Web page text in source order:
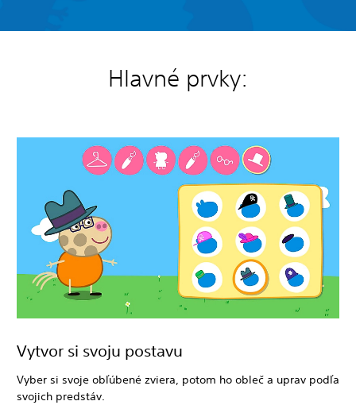
Hlavné prvky:
Vytvor si svoju postavu
Vyber si svoje obľúbené zviera, potom ho obleč a uprav podľa
svojich predstáv.